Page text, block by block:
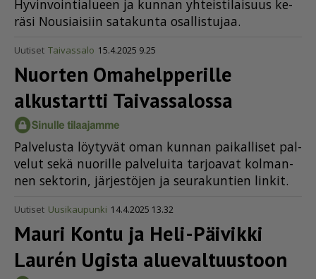
Hy­vin­voin­ti­a­lu­een ja kun­nan yh­teis­ti­lai­suus ke­
rä­si Nou­si­ai­siin sa­ta­kun­ta osal­lis­tu­jaa.
Uutiset Taivassalo 15.4.2025 9.25
Nuorten Omahelpperille
alkustartti Taivassalossa
Pal­ve­lus­ta löy­ty­vät oman kun­nan pai­kal­li­set pal­
ve­lut sekä nuo­ril­le pal­ve­lui­ta tar­jo­a­vat kol­man­
nen sek­to­rin, jär­jes­tö­jen ja seu­ra­kun­tien lin­kit.
Uutiset Uusikaupunki 14.4.2025 13.32
Mauri Kontu ja Heli-Päivikki
Laurén Ugista alueval­tuustoon